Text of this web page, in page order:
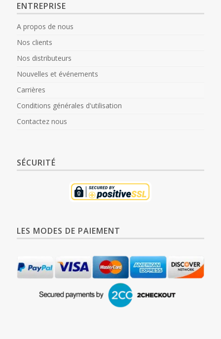
ENTREPRISE
A propos de nous
Nos clients
Nos distributeurs
Nouvelles et événements
Carrières
Conditions générales d'utilisation
Contactez nous
SÉCURITÉ
LES MODES DE PAIEMENT